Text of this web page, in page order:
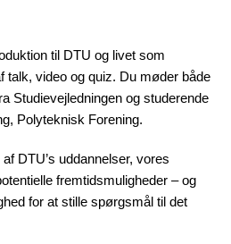
til DTU og livet som
talk, video og quiz. Du møder både
Studievejledningen og studerende
Polyteknisk Forening.
DTU’s uddannelser, vores
fremtidsmuligheder – og
for at stille spørgsmål til det